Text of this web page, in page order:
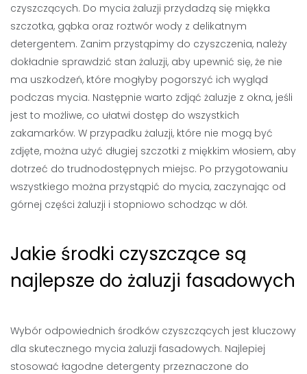
czyszczących. Do mycia żaluzji przydadzą się miękka
szczotka, gąbka oraz roztwór wody z delikatnym
detergentem. Zanim przystąpimy do czyszczenia, należy
dokładnie sprawdzić stan żaluzji, aby upewnić się, że nie
ma uszkodzeń, które mogłyby pogorszyć ich wygląd
podczas mycia. Następnie warto zdjąć żaluzje z okna, jeśli
jest to możliwe, co ułatwi dostęp do wszystkich
zakamarków. W przypadku żaluzji, które nie mogą być
zdjęte, można użyć długiej szczotki z miękkim włosiem, aby
dotrzeć do trudnodostępnych miejsc. Po przygotowaniu
wszystkiego można przystąpić do mycia, zaczynając od
górnej części żaluzji i stopniowo schodząc w dół.
Jakie środki czyszczące są
najlepsze do żaluzji fasadowych
Wybór odpowiednich środków czyszczących jest kluczowy
dla skutecznego mycia żaluzji fasadowych. Najlepiej
stosować łagodne detergenty przeznaczone do